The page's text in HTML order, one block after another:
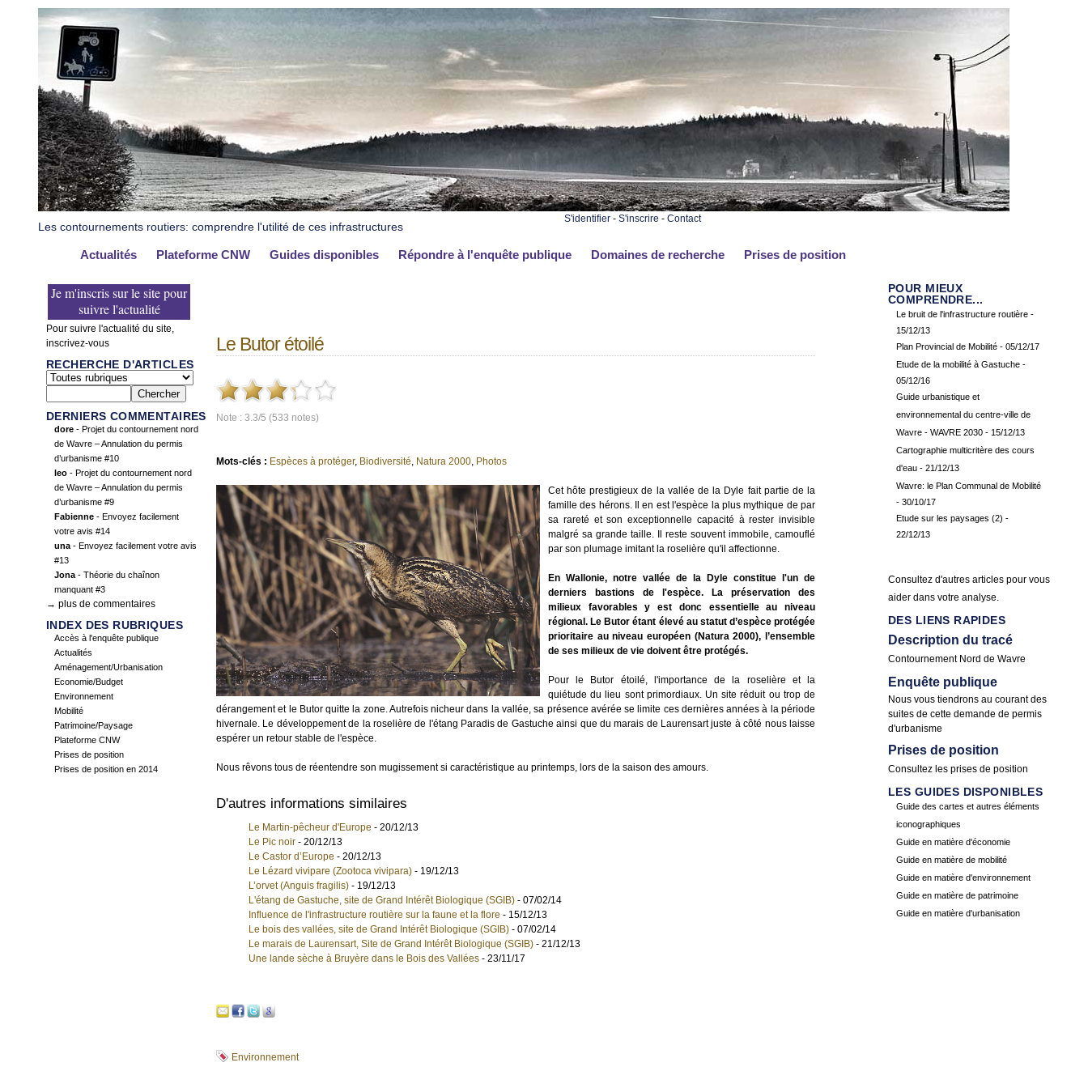
S'identifier - S'inscrire - Contact
Les contournements routiers: comprendre l'utilité de ces infrastructures
Actualités Plateforme CNW Guides disponibles Répondre à l'enquête publique Domaines de recherche Prises de position
Je m'inscris sur le site pour
suivre l'actualité
Pour suivre l'actualité du site,
inscrivez-vous
RECHERCHE D'ARTICLES
DERNIERS COMMENTAIRES
dore - Projet du contournement nord
de Wavre – Annulation du permis
d’urbanisme #10
leo - Projet du contournement nord
de Wavre – Annulation du permis
d’urbanisme #9
Fabienne - Envoyez facilement
votre avis #14
una - Envoyez facilement votre avis
#13
Jona - Théorie du chaînon
manquant #3
→ plus de commentaires
INDEX DES RUBRIQUES
Accès à l'enquête publique
Actualités
Aménagement/Urbanisation
Economie/Budget
Environnement
Mobilité
Patrimoine/Paysage
Plateforme CNW
Prises de position
Prises de position en 2014
Le Butor étoilé
Note : 3.3/5 (533 notes)
Mots-clés : Espèces à protéger, Biodiversité, Natura 2000, Photos
Cet hôte prestigieux de la vallée de la Dyle fait partie de la
famille des hérons. Il en est l'espèce la plus mythique de par
sa rareté et son exceptionnelle capacité à rester invisible
malgré sa grande taille. Il reste souvent immobile, camouflé
par son plumage imitant la roselière qu'il affectionne.
En Wallonie, notre vallée de la Dyle constitue l'un de
derniers bastions de l'espèce. La préservation des
milieux favorables y est donc essentielle au niveau
régional. Le Butor étant élevé au statut d’espèce protégée
prioritaire au niveau européen (Natura 2000), l’ensemble
de ses milieux de vie doivent être protégés.
Pour le Butor étoilé, l'importance de la roselière et la
quiétude du lieu sont primordiaux. Un site réduit ou trop de
dérangement et le Butor quitte la zone. Autrefois nicheur dans la vallée, sa présence avérée se limite ces dernières années à la période
hivernale. Le développement de la roselière de l'étang Paradis de Gastuche ainsi que du marais de Laurensart juste à côté nous laisse
espérer un retour stable de l'espèce.
Nous rêvons tous de réentendre son mugissement si caractéristique au printemps, lors de la saison des amours.
D'autres informations similaires
Le Martin-pêcheur d'Europe - 20/12/13
Le Pic noir - 20/12/13
Le Castor d’Europe - 20/12/13
Le Lézard vivipare (Zootoca vivipara) - 19/12/13
L’orvet (Anguis fragilis) - 19/12/13
L'étang de Gastuche, site de Grand Intérêt Biologique (SGIB) - 07/02/14
Influence de l'infrastructure routière sur la faune et la flore - 15/12/13
Le bois des vallées, site de Grand Intérêt Biologique (SGIB) - 07/02/14
Le marais de Laurensart, Site de Grand Intérêt Biologique (SGIB) - 21/12/13
Une lande sèche à Bruyère dans le Bois des Vallées - 23/11/17
Environnement
POUR MIEUX
COMPRENDRE...
Le bruit de l'infrastructure routière -
15/12/13
Plan Provincial de Mobilité - 05/12/17
Etude de la mobilité à Gastuche -
05/12/16
Guide urbanistique et
environnemental du centre-ville de
Wavre - WAVRE 2030 - 15/12/13
Cartographie multicritère des cours
d'eau - 21/12/13
Wavre: le Plan Communal de Mobilité
- 30/10/17
Etude sur les paysages (2) -
22/12/13
Consultez d'autres articles pour vous
aider dans votre analyse.
DES LIENS RAPIDES
Description du tracé
Contournement Nord de Wavre
Enquête publique
Nous vous tiendrons au courant des
suites de cette demande de permis
d'urbanisme
Prises de position
Consultez les prises de position
LES GUIDES DISPONIBLES
Guide des cartes et autres éléments
iconographiques
Guide en matière d'économie
Guide en matière de mobilité
Guide en matière d'environnement
Guide en matière de patrimoine
Guide en matière d'urbanisation